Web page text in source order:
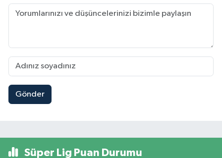
Gönder
Süper Lig Puan Durumu